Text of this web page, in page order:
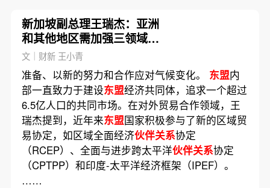
新加坡副总理王瑞杰：亚洲
和其他地区需加强三领域合
作
文｜财新 王小青
准备、以新的努力和合作应对气候变化。 东盟内
部一直致力于建设东盟经济共同体，追求一个超过
6.5亿人口的共同市场。在对外贸易合作领域，王
瑞杰提到，近年来东盟国家积极参与了新的区域贸
易协定，如区域全面经济伙伴关系协定
（RCEP）、全面与进步跨太平洋伙伴关系协定
（CPTPP）和印度-太平洋经济框架（IPEF）。
……